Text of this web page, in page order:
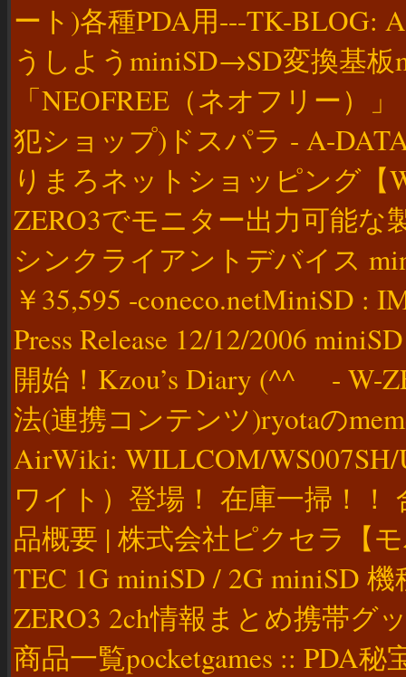
ート)各種PDA用---TK-BLOG:
うしようminiSD→SD変換基
「NEOFREE（ネオフリー）
犯ショップ)ドスパラ - A-
りまろネットショッピング【
ZERO3でモニター出力可能
シンクライアントデバイス
￥35,595 -coneco.netMiniSD :
Press Release 12/12/2006
開始！Kzou’s Diary (^^ゞ - W-
法(連携コンテンツ)ryotaの
AirWiki: WILLCOM/
ワイト）登場！ 在庫一掃！！
品概要 | 株式会社ピクセラ【
TEC 1G miniSD / 2G miniSD
ZERO3 2ch情報まとめ携帯グ
商品一覧pocketgames :: PDA秘